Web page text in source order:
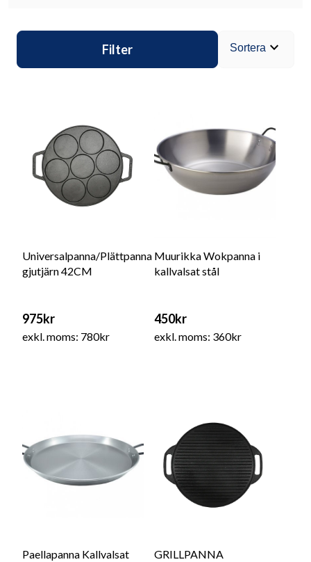
Filter Sortera expand_more
Universalpanna/Plättpanna
gjutjärn 42CM
975kr
exkl. moms: 780kr
Muurikka Wokpanna i
kallvalsat stål
450kr
exkl. moms: 360kr
Paellapanna Kallvalsat
GRILLPANNA